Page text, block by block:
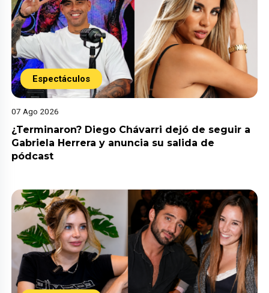
Espectáculos
07 Ago 2026
¿Terminaron? Diego Chávarri dejó de seguir a
Gabriela Herrera y anuncia su salida de
pódcast